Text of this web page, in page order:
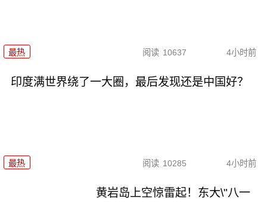
最热 阅读 10637 4小时前
印度满世界绕了一大圈，最后发现还是中国好？
最热 阅读 10285 4小时前
黄岩岛上空惊雷起！东大\"八一